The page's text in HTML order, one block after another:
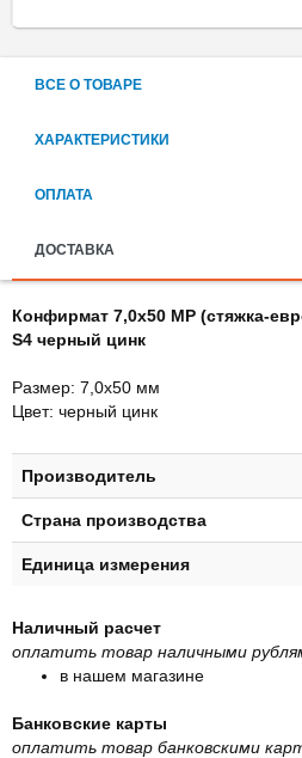
ВСЕ О ТОВАРЕ
ХАРАКТЕРИСТИКИ
ОПЛАТА
ДОСТАВКА
Конфирмат 7,0х50 MP (стяжка-
S4 черный цинк
Размер: 7,0х50 мм
Цвет: черный цинк
Производитель
Страна производства
Единица измерения
Наличный расчет
оплатить товар наличными
в нашем магазине
Банковские карты
оплатить товар банковскими